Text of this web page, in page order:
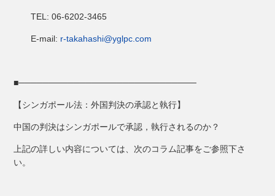
TEL: 06-6202-3465
E-mail: r-takahashi@yglpc.com
■─────────────────────────────
【シンガポール法：外国判決の承認と執行】
中国の判決はシンガポールで承認，執行されるのか？
上記の詳しい内容については、次のコラム記事をご参照下さ
い。